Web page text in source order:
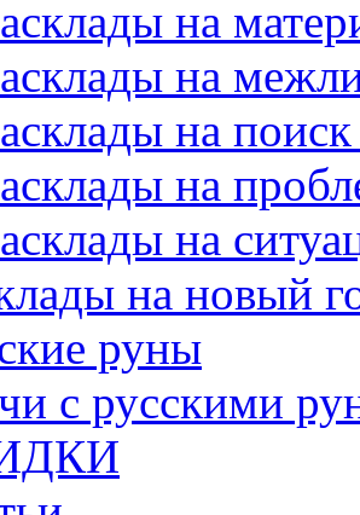
на
на
на
на
на
на новый
руны
с русскими